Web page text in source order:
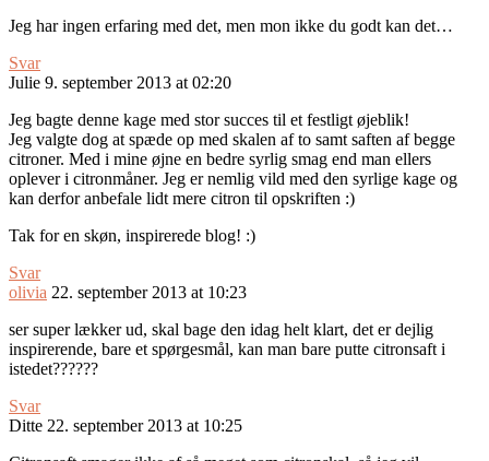
Jeg har ingen erfaring med det, men mon ikke du godt kan det…
Svar
Julie 9. september 2013 at 02:20
Jeg bagte denne kage med stor succes til et festligt øjeblik!
Jeg valgte dog at spæde op med skalen af to samt saften af begge
citroner. Med i mine øjne en bedre syrlig smag end man ellers
oplever i citronmåner. Jeg er nemlig vild med den syrlige kage og
kan derfor anbefale lidt mere citron til opskriften :)
Tak for en skøn, inspirerede blog! :)
Svar
olivia 22. september 2013 at 10:23
ser super lækker ud, skal bage den idag helt klart, det er dejlig
inspirerende, bare et spørgesmål, kan man bare putte citronsaft i
istedet??????
Svar
Ditte 22. september 2013 at 10:25